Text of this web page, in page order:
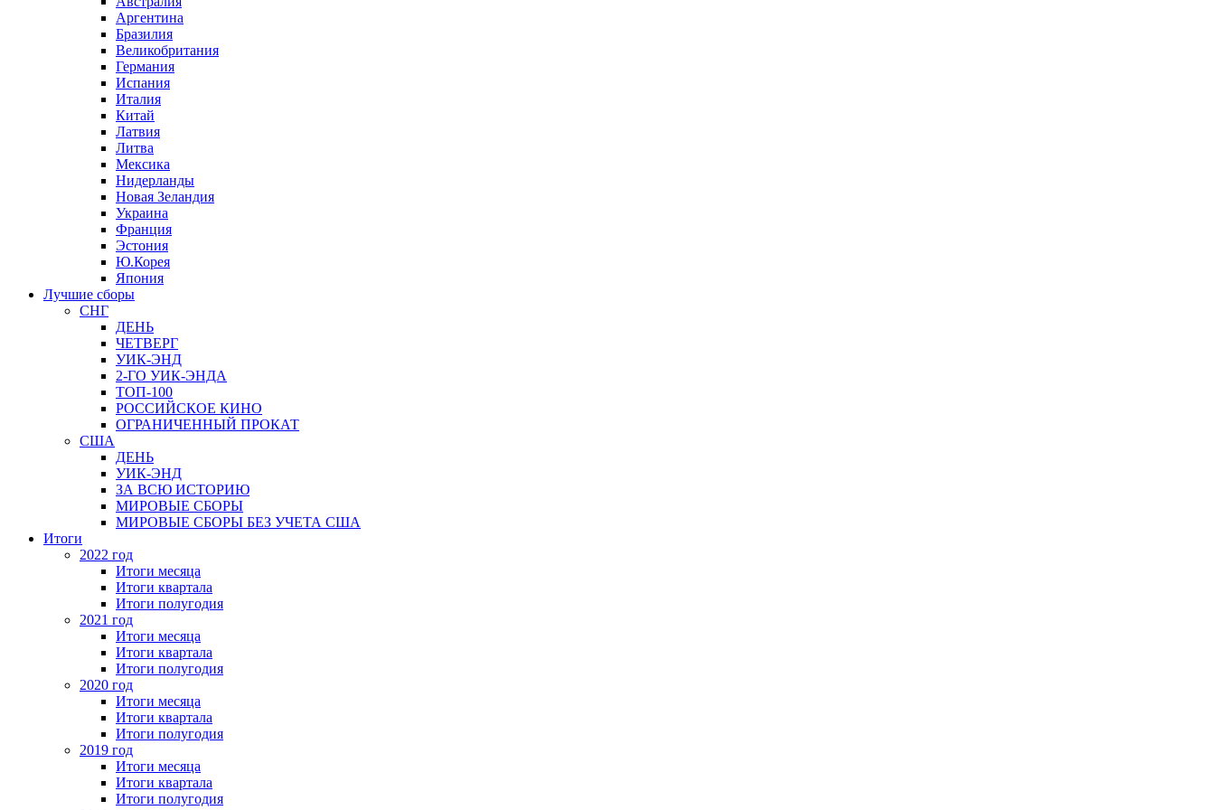
Аргентина
Бразилия
Великобритания
Германия
Испания
Италия
Китай
Латвия
Литва
Мексика
Нидерланды
Новая Зеландия
Украина
Франция
Эстония
Ю.Корея
Япония
Лучшие сборы
СНГ
ДЕНЬ
ЧЕТВЕРГ
УИК-ЭНД
2-ГО УИК-ЭНДА
ТОП-100
РОССИЙСКОЕ КИНО
ОГРАНИЧЕННЫЙ ПРОКАТ
США
ДЕНЬ
УИК-ЭНД
ЗА ВСЮ ИСТОРИЮ
МИРОВЫЕ СБОРЫ
МИРОВЫЕ СБОРЫ БЕЗ УЧЕТА США
Итоги
2022 год
Итоги месяца
Итоги квартала
Итоги полугодия
2021 год
Итоги месяца
Итоги квартала
Итоги полугодия
2020 год
Итоги месяца
Итоги квартала
Итоги полугодия
2019 год
Итоги месяца
Итоги квартала
Итоги полугодия